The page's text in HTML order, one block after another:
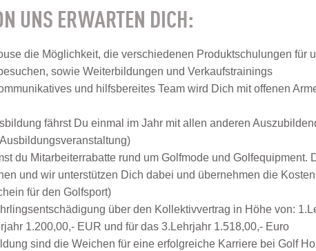
UNS ERWARTEN DICH:
die Möglichkeit, die verschiedenen Produktschulungen für
sowie Weiterbildungen und Verkaufstrainings
und hilfsbereites Team wird Dich mit offenen
fährst Du einmal im Jahr mit allen anderen
du Mitarbeiterrabatte rund um Golfmode und Golfequipment.
und wir unterstützen Dich dabei und übernehmen die
für den Golfsport)
über den Kollektivvertrag in Höhe von:
1.200,00,- EUR und für das 3.Lehrjahr 1.518,00,- Euro
sind die Weichen für eine erfolgreiche Karriere bei Golf